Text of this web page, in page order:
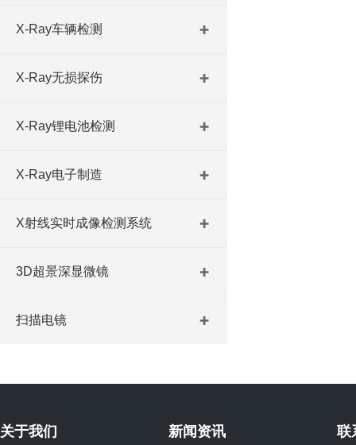
X-Ray车辆检测
X-Ray无损探伤
X-Ray锂电池检测
X-Ray电子制造
X射线实时成像检测系统
3D超景深显微镜
扫描电镜
关于我们 新闻资讯 联